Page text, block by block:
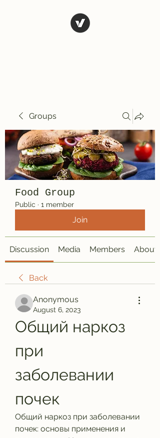
Groups
Food Group
Public · 1 member
Join
Discussion Media Members About
Back
Anonymous
August 6, 2023
Общий наркоз
при
заболевании
почек
Общий наркоз при заболевании
почек: основы применения и